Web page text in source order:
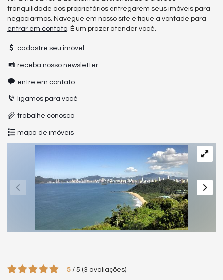
tranquilidade aos proprietários entregarem seus imóveis para
negociarmos. Navegue em nosso site e fique a vontade para
entrar em contato. É um prazer atender você.
cadastre seu imóvel
receba nosso newsletter
entre em contato
ligamos para você
trabalhe conosco
mapa de imóveis
5 / 5 (3 avaliações)